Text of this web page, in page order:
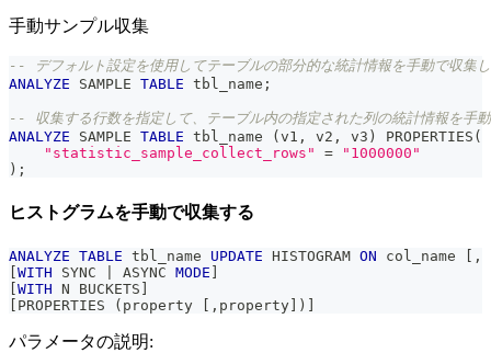
手動サンプル収集
-- デフォルト設定を使用してテーブルの部分的な統計情報を手動で収集
ANALYZE SAMPLE TABLE tbl_name ;
-- 収集する行数を指定して、テーブル内の指定された列の統計情報を手
ANALYZE SAMPLE TABLE tbl_name ( v1 , v2 , v3 ) PROPERTIES (
"statistic_sample_collect_rows"
=
"1000000"
) ;
ヒストグラムを手動で収集する
ANALYZE TABLE tbl_name UPDATE HISTOGRAM ON col_name ,
WITH SYNC ASYNC MODE
WITH N BUCKETS
PROPERTIES ( property , property )
パラメータの説明: